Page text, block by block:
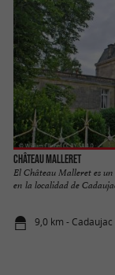
Château Malleret
El Château Malleret es un
en la localidad de
9,0 km - Cadaujac